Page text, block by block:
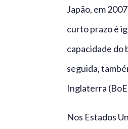
Japão, em
curto prazo é
capacidade do
seguida,
Inglaterra
Nos Estados